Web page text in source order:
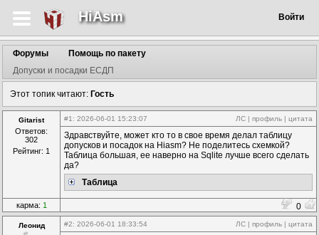
HiAsm Войти
Форумы
Помощь по пакету
Допуски и посадки ЕСДП
Этот топик читают: Гость
Gitarist
Ответов:
302
Рейтинг: 1
#1 : 2026-06-01 15:23:07 ЛС | профиль | цитата
Здравствуйте, может кто то в свое время делал таблицу
допусков и посадок на Hiasm? Не поделитесь схемкой?
Таблица большая, ее наверно на Sqlite лучше всего сделать
да?
Таблица
карма: 1 0
Леонид #2: 2026-06-01 18:33:54 ЛС | профиль | цитата